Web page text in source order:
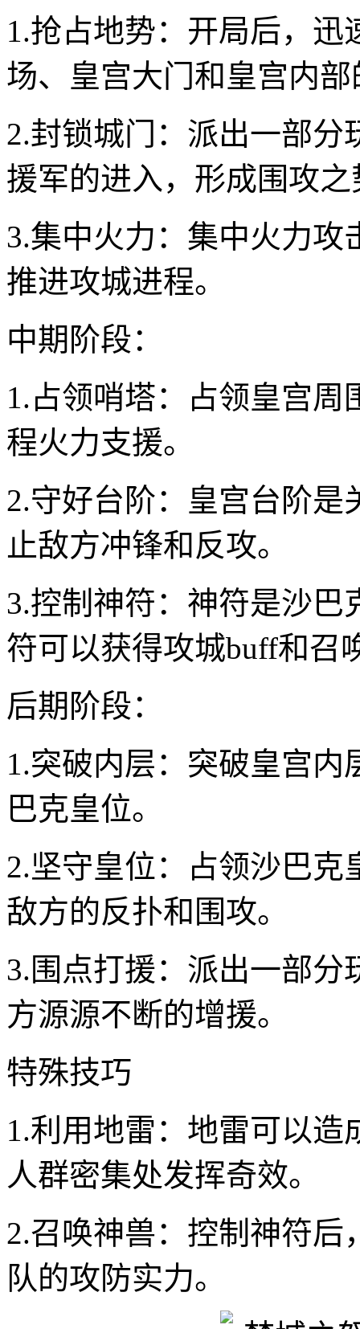
1.抢占地势：开局后，
场、皇宫大门和皇宫内
2.封锁城门：派出一部
援军的进入，形成围攻之
3.集中火力：集中火力
推进攻城进程。
中期阶段：
1.占领哨塔：占领皇宫
程火力支援。
2.守好台阶：皇宫台阶
止敌方冲锋和反攻。
3.控制神符：神符是沙
符可以获得攻城buff和召
后期阶段：
1.突破内层：突破皇宫
巴克皇位。
2.坚守皇位：占领沙巴
敌方的反扑和围攻。
3.围点打援：派出一部
方源源不断的增援。
特殊技巧
1.利用地雷：地雷可以
人群密集处发挥奇效。
2.召唤神兽：控制神符
队的攻防实力。